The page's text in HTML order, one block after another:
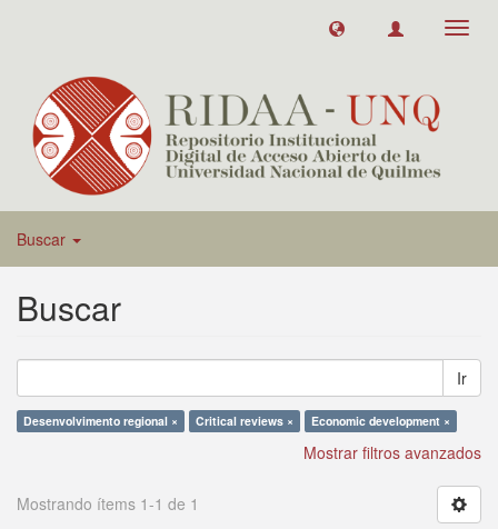
Buscar
Buscar
Ir
Desenvolvimento regional × Critical reviews × Economic development ×
Mostrar filtros avanzados
Mostrando ítems 1-1 de 1